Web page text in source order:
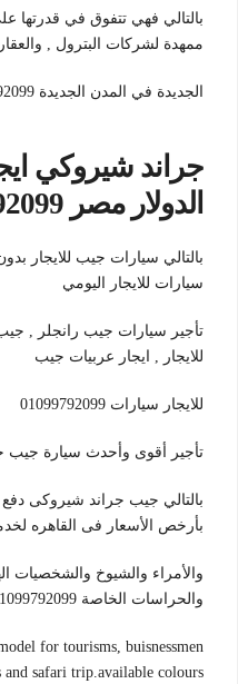
بالتالي فهي تتفوق في قدرتها
ممهدة لشركات البترول ,
الجديدة في المدن الجديدة 01099792099
جراند شيروكي
الدولار مصر 01099792099
بالتالي سيارات جيب للايجار
سيارات للايجار اليومي
تأجير سيارات جيب رانجلر ,
للايجار , ايجار عربيات جيب
للايجار سيارات 01099792099
تأجير أقوى وأحدث سيارة
بأرخص الأسعار فى القاهره
والأمراء والشيوخ والشخصيات
والحراسات الخاصة 01099792099
for tourisms, buisnessmen
and safari trip.available colours